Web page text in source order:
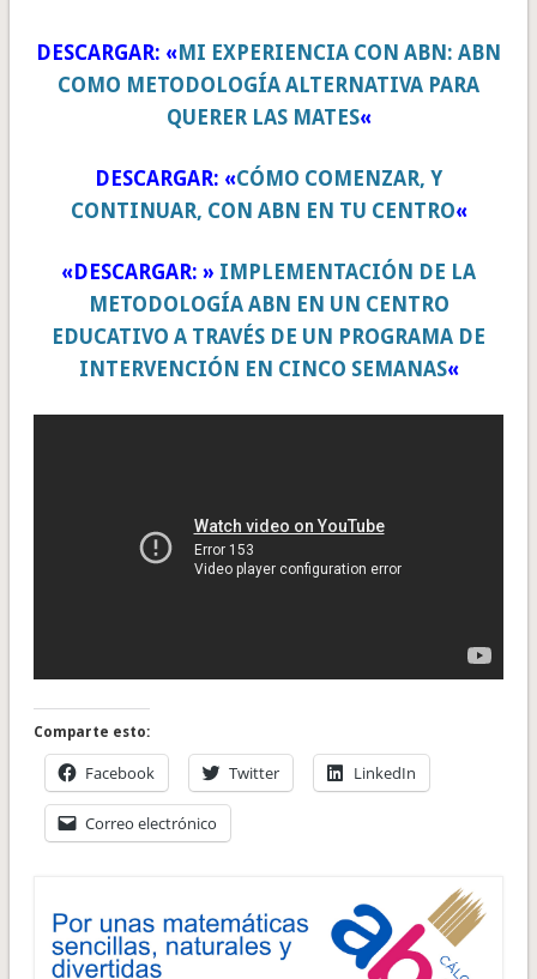
DESCARGAR: « MI EXPERIENCIA CON ABN: ABN
COMO METODOLOGÍA ALTERNATIVA PARA
QUERER LAS MATES«
DESCARGAR: «CÓMO COMENZAR, Y
CONTINUAR, CON ABN EN TU CENTRO«
«DESCARGAR: » IMPLEMENTACIÓN DE LA
METODOLOGÍA ABN EN UN CENTRO
EDUCATIVO A TRAVÉS DE UN PROGRAMA DE
INTERVENCIÓN EN CINCO SEMANAS«
Comparte esto:
Facebook Twitter LinkedIn
Correo electrónico